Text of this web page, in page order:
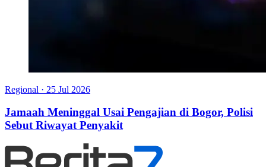
Regional · 25 Jul 2026
Jamaah Meninggal Usai Pengajian di Bogor, Polisi
Sebut Riwayat Penyakit